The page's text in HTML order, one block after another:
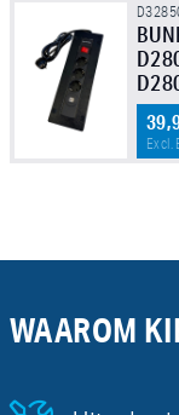
Excl.
WAAROM